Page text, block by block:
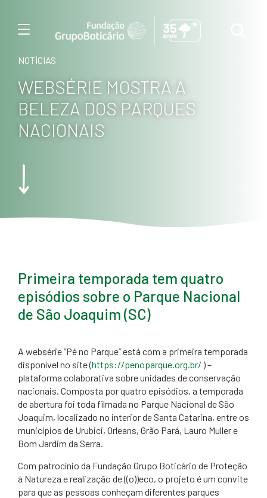
Menu
NOTÍCIAS
WEBSÉRIE MOSTRA A
BELEZA DOS PARQUES
NACIONAIS
Primeira temporada tem quatro
episódios sobre o Parque Nacional
de São Joaquim (SC)
​​A websérie “Pé no Parque” está com a primeira temporada
disponível no site (https://penoparque.org.br/ ) –
plataforma colaborativa sobre unidades de conservação
nacionais. Composta por quatro episódios, a temporada
de abertura foi toda filmada no Parque Nacional de São
Joaquim, localizado no interior de Santa Catarina, entre os
municípios de Urubici, Orleans, Grão Pará, Lauro Muller e
Bom Jardim da Serra.
Com patrocínio da Fundação Grupo Boticário de Proteção
à Natureza e realização de ((o))eco, o projeto é um convite
para que as pessoas conheçam diferentes parques